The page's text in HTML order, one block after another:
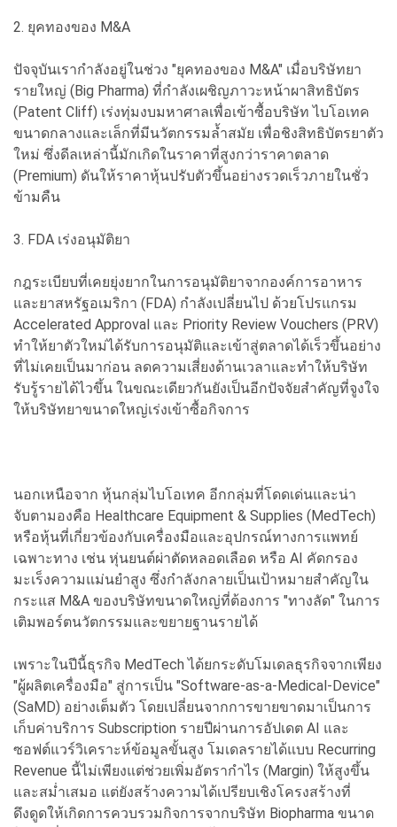
2. ยุคทองของ M&A
ปัจจุบันเรากำลังอยู่ในช่วง "ยุคทองของ M&A" เมื่อบริษัทยา
รายใหญ่ (Big Pharma) ที่กำลังเผชิญภาวะหน้าผาสิทธิบัตร
(Patent Cliff) เร่งทุ่มงบมหาศาลเพื่อเข้าซื้อบริษัท ไบโอเทค
ขนาดกลางและเล็กที่มีนวัตกรรมล้ำสมัย เพื่อชิงสิทธิบัตรยาตัว
ใหม่ ซึ่งดีลเหล่านี้มักเกิดในราคาที่สูงกว่าราคาตลาด
(Premium) ดันให้ราคาหุ้นปรับตัวขึ้นอย่างรวดเร็วภายในชั่ว
ข้ามคืน
3. FDA เร่งอนุมัติยา
กฎระเบียบที่เคยยุ่งยากในการอนุมัติยาจากองค์การอาหาร
และยาสหรัฐอเมริกา (FDA) กำลังเปลี่ยนไป ด้วยโปรแกรม
Accelerated Approval และ Priority Review Vouchers (PRV)
ทำให้ยาตัวใหม่ได้รับการอนุมัติและเข้าสู่ตลาดได้เร็วขึ้นอย่าง
ที่ไม่เคยเป็นมาก่อน ลดความเสี่ยงด้านเวลาและทำให้บริษัท
รับรู้รายได้ไวขึ้น ในขณะเดียวกันยังเป็นอีกปัจจัยสำคัญที่จูงใจ
ให้บริษัทยาขนาดใหญ่เร่งเข้าซื้อกิจการ
นอกเหนือจาก หุ้นกลุ่มไบโอเทค อีกกลุ่มที่โดดเด่นและน่า
จับตามองคือ Healthcare Equipment & Supplies (MedTech)
หรือหุ้นที่เกี่ยวข้องกับเครื่องมือและอุปกรณ์ทางการแพทย์
เฉพาะทาง เช่น หุ่นยนต์ผ่าตัดหลอดเลือด หรือ AI คัดกรอง
มะเร็งความแม่นยำสูง ซึ่งกำลังกลายเป็นเป้าหมายสำคัญใน
กระแส M&A ของบริษัทขนาดใหญ่ที่ต้องการ "ทางลัด" ในการ
เติมพอร์ตนวัตกรรมและขยายฐานรายได้
เพราะในปีนี้ธุรกิจ MedTech ได้ยกระดับโมเดลธุรกิจจากเพียง
"ผู้ผลิตเครื่องมือ" สู่การเป็น "Software-as-a-Medical-Device"
(SaMD) อย่างเต็มตัว โดยเปลี่ยนจากการขายขาดมาเป็นการ
เก็บค่าบริการ Subscription รายปีผ่านการอัปเดต AI และ
ซอฟต์แวร์วิเคราะห์ข้อมูลขั้นสูง โมเดลรายได้แบบ Recurring
Revenue นี้ไม่เพียงแต่ช่วยเพิ่มอัตรากำไร (Margin) ให้สูงขึ้น
และสม่ำเสมอ แต่ยังสร้างความได้เปรียบเชิงโครงสร้างที่
ดึงดูดให้เกิดการควบรวมกิจการจากบริษัท Biopharma ขนาด